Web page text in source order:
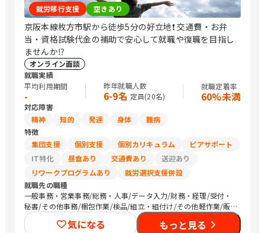
就労移行支援 空きあり
京阪本線枚方市駅から徒歩5分の好立地❗️ 交通費・お弁
当・資格試験代金の補助で安心して就職や復職を目指し
ませんか⁉️
オンライン面談
就職実績
平均利用期間
-
昨年就職人数
6-9名 定員(20名)
就職定着率
60%未満
対応障害
精神
知的 発達 身体
難病
特徴
集団支援
個別支援 個別カリキュラム
ピアサポート
IT特化
昼食あり 交通費あり
送迎あり
リワークプログラムあり
就労選択支援併設
就職先の職種
一般事務・営業事務/総務・人事/データ入力/財務・経理/受付・
秘書/その他事務/梱包作業/検品/組立・組付け/その他軽作業/販
売スタッフ・接客/バックヤード・商品管理/看護師/介護職員・ヘ
ルパー/清掃/運搬従事者
気になる もっと見る